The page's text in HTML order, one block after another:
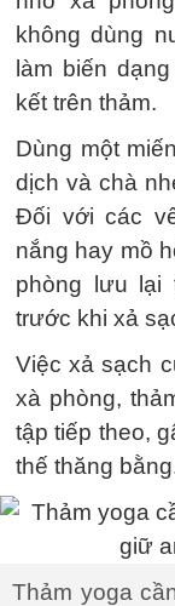
không dùng
làm biến
kết trên thảm.
Dùng một
dịch và chà
Đối với các
nắng hay mồ
phòng lưu lại
trước khi xả
Việc xả sạch
xà phòng,
tập tiếp theo,
thế thăng
Thảm yoga